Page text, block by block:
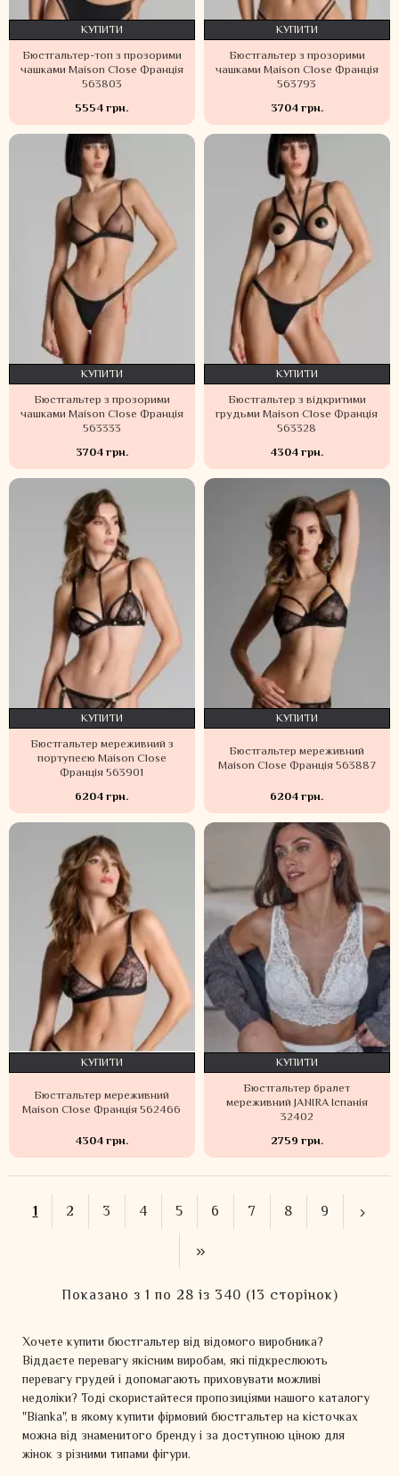
Хочете купити бюстгальтер від відомого виробника?
Віддаєте перевагу якісним виробам, які підкреслюють
перевагу грудей і допомагають приховувати можливі
недоліки? Тоді скористайтеся пропозиціями нашого каталогу
"Bianka", в якому купити фірмовий бюстгальтер на кісточках
можна від знаменитого бренду і за доступною ціною для
жінок з різними типами фігури.
Бюстгальтер-топ з прозорими
чашками Maison Close Франція
563803
5554 грн.
КУПИТИ
Бюстгальтер з прозорими
чашками Maison Close Франція
563793
3704 грн.
КУПИТИ
Бюстгальтер з прозорими
чашками Maison Close Франція
563333
3704 грн.
КУПИТИ
Бюстгальтер з відкритими
грудьми Maison Close Франція
563328
4304 грн.
КУПИТИ
Бюстгальтер мереживний з
портупеєю Maison Close
Франція 563901
6204 грн.
КУПИТИ
Бюстгальтер мереживний
Maison Close Франція 563887
6204 грн.
КУПИТИ
Бюстгальтер мереживний
Maison Close Франція 562466
4304 грн.
КУПИТИ
Бюстгальтер бралет
мереживний JANIRA Іспанія
32402
2759 грн.
КУПИТИ
1 2 3 4 5 6 7 8 9
Показано з 1 по 28 із 340 (13 сторінок)